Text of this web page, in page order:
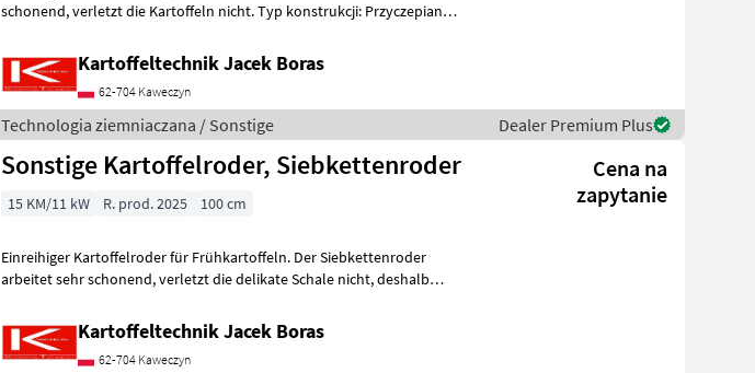
schonend, verletzt die Kartoffeln nicht. Typ konstrukcji: Przyczepiany/
Kartoffeltechnik Jacek Boras
62-704 Kaweczyn
Technologia ziemniaczana / Sonstige Dealer Premium Plus
Sonstige Kartoffelroder, Siebkettenroder
Cena na
zapytanie
15 KM/11 kW R. prod. 2025 100 cm
Einreihiger Kartoffelroder für Frühkartoffeln. Der Siebkettenroder
arbeitet sehr schonend, verletzt die delikate Schale nicht, deshalb
Kartoffeltechnik Jacek Boras
62-704 Kaweczyn